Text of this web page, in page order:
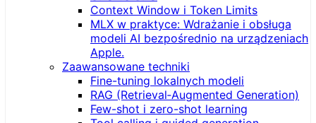
Context Window i Token Limits
MLX w praktyce: Wdrażanie i obsługa
modeli AI bezpośrednio na urządzeniach
Apple.
Zaawansowane techniki
Fine-tuning lokalnych modeli
RAG (Retrieval‑Augmented Generation)
Few-shot i zero-shot learning